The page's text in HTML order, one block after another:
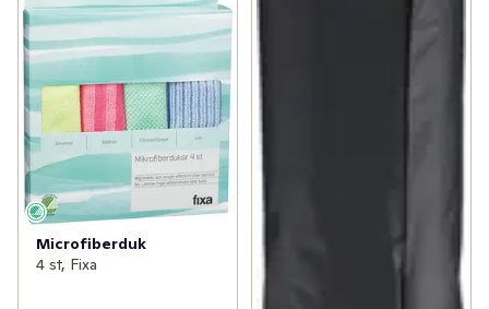
Microfiberduk
4 st, Fixa